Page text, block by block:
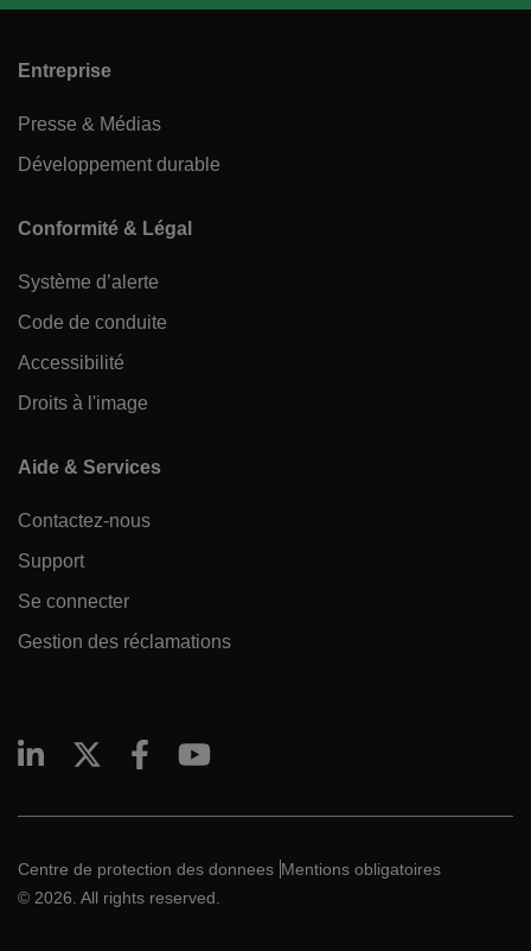
Entreprise
Presse & Médias
Développement durable
Conformité & Légal
Système d’alerte
Code de conduite
Accessibilité
Droits à l'image
Aide & Services
Contactez-nous
Support
Se connecter
Gestion des réclamations
Centre de protection des donnees Mentions obligatoires
© 2026. All rights reserved.